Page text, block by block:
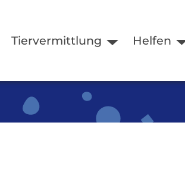
Tiervermittlung Helfen